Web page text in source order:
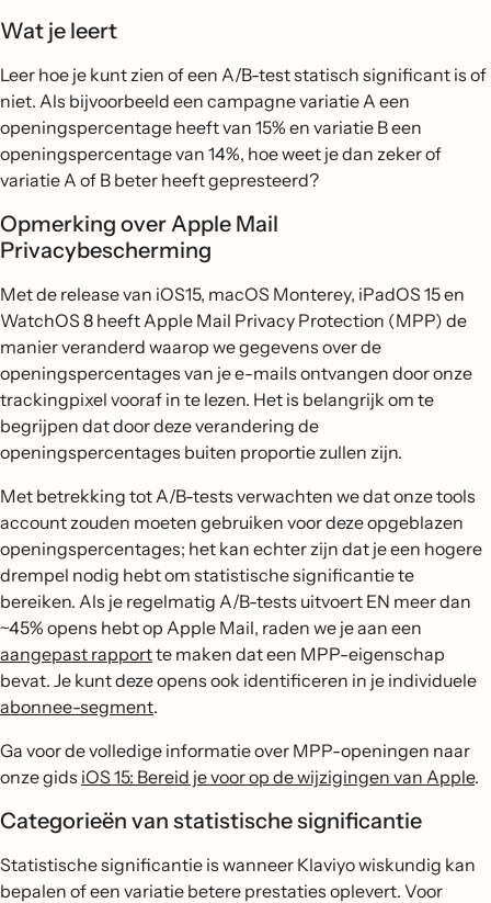
Wat je leert
Leer hoe je kunt zien of een A/B-test statisch significant is of
niet. Als bijvoorbeeld een campagne variatie A een
openingspercentage heeft van 15% en variatie B een
openingspercentage van 14%, hoe weet je dan zeker of
variatie A of B beter heeft gepresteerd?
Opmerking over Apple Mail
Privacybescherming
Met de release van iOS15, macOS Monterey, iPadOS 15 en
WatchOS 8 heeft Apple Mail Privacy Protection (MPP) de
manier veranderd waarop we gegevens over de
openingspercentages van je e-mails ontvangen door onze
trackingpixel vooraf in te lezen. Het is belangrijk om te
begrijpen dat door deze verandering de
openingspercentages buiten proportie zullen zijn.
Met betrekking tot A/B-tests verwachten we dat onze tools
account zouden moeten gebruiken voor deze opgeblazen
openingspercentages; het kan echter zijn dat je een hogere
drempel nodig hebt om statistische significantie te
bereiken. Als je regelmatig A/B-tests uitvoert EN meer dan
~45% opens hebt op Apple Mail, raden we je aan een
aangepast rapportte maken dat een MPP-eigenschap
bevat. Je kunt deze opens ook identificeren in je individuele
abonnee-segment.
Ga voor de volledige informatie over MPP-openingen naar
onze gids iOS 15: Bereid je voor op de wijzigingen van Apple.
Categorieën van statistische significantie
Statistische significantie is wanneer Klaviyo wiskundig kan
bepalen of een variatie betere prestaties oplevert. Voor